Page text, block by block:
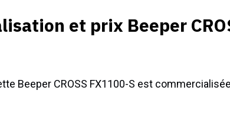
et prix Beeper
Beeper CROSS FX1100-S est